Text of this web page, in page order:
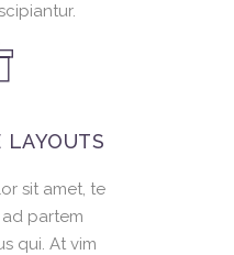
LAYOUTS
sit amet, te
partem
qui. At vim